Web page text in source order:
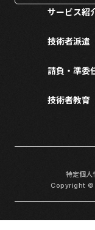
サービス紹
技術者派遣
請負・準委
技術者教育
特定個人
Copyright ©